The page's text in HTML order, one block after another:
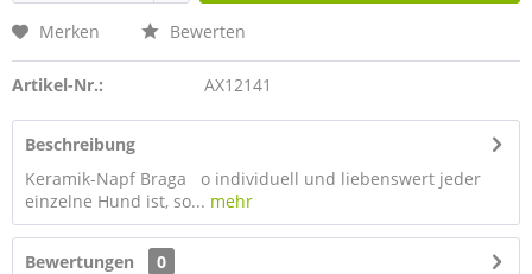
Merken Bewerten
Artikel-Nr.: AX12141
Beschreibung
Keramik-Napf Braga o individuell und liebenswert jeder
einzelne Hund ist, so... mehr
Bewertungen
0